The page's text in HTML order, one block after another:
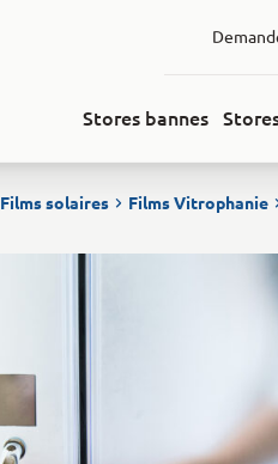
Stores bannes
Films solaires Films Vitrophanie